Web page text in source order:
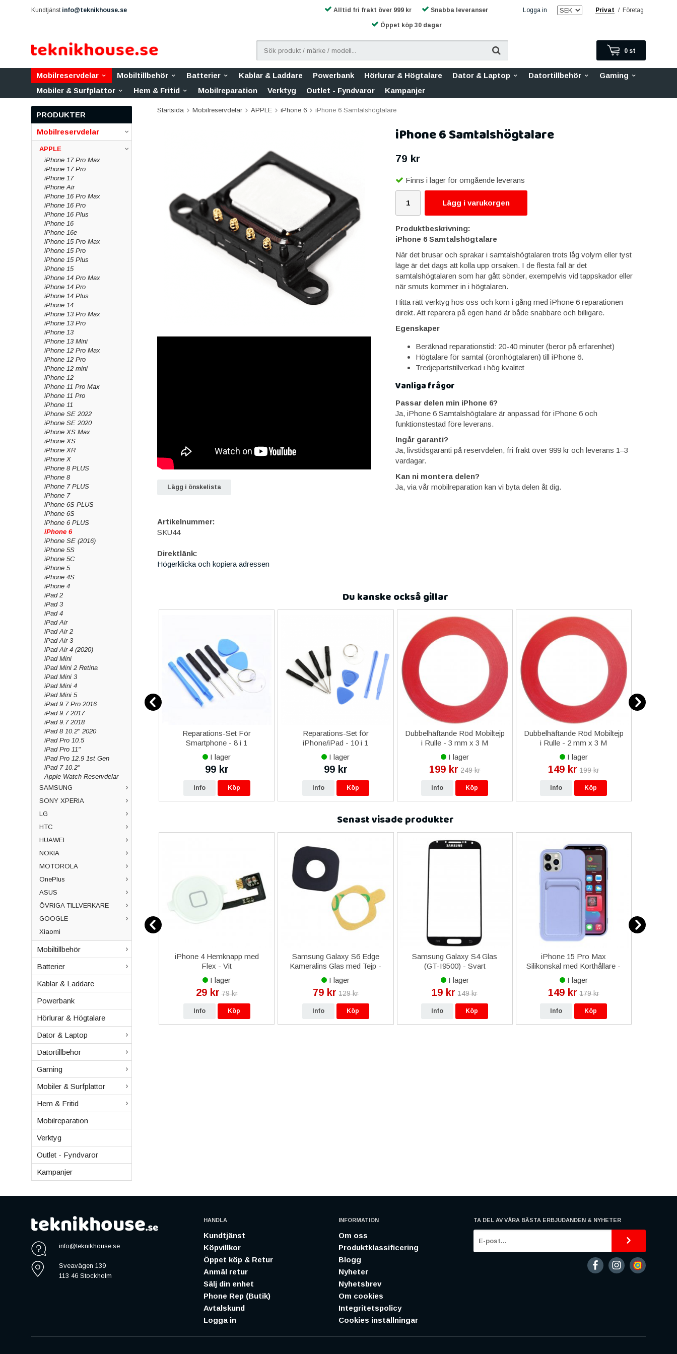
Kundtjänst info@teknikhouse.se Logga in Privat / Företag
Alltid fri frakt över 999 kr Snabba leveranser
Öppet köp 30 dagar
0 st
Mobilreservdelar Mobiltillbehör Batterier Kablar & Laddare Powerbank Hörlurar & Högtalare Dator & Laptop Datortillbehör
Gaming
Mobiler & Surfplattor
Hem & Fritid Mobilreparation Verktyg Outlet - Fyndvaror Kampanjer
PRODUKTER
Mobilreservdelar
APPLE
iPhone 17 Pro Max
iPhone 17 Pro
iPhone 17
iPhone Air
iPhone 16 Pro Max
iPhone 16 Pro
iPhone 16 Plus
iPhone 16
iPhone 16e
iPhone 15 Pro Max
iPhone 15 Pro
iPhone 15 Plus
iPhone 15
iPhone 14 Pro Max
iPhone 14 Pro
iPhone 14 Plus
iPhone 14
iPhone 13 Pro Max
iPhone 13 Pro
iPhone 13
iPhone 13 Mini
iPhone 12 Pro Max
iPhone 12 Pro
iPhone 12 mini
iPhone 12
iPhone 11 Pro Max
iPhone 11 Pro
iPhone 11
iPhone SE 2022
iPhone SE 2020
iPhone XS Max
iPhone XS
iPhone XR
iPhone X
iPhone 8 PLUS
iPhone 8
iPhone 7 PLUS
iPhone 7
iPhone 6S PLUS
iPhone 6S
iPhone 6 PLUS
iPhone 6
iPhone SE (2016)
iPhone 5S
iPhone 5C
iPhone 5
iPhone 4S
iPhone 4
iPad 2
iPad 3
iPad 4
iPad Air
iPad Air 2
iPad Air 3
iPad Air 4 (2020)
iPad Mini
iPad Mini 2 Retina
iPad Mini 3
iPad Mini 4
iPad Mini 5
iPad 9.7 Pro 2016
iPad 9.7 2017
iPad 9.7 2018
iPad 8 10.2" 2020
iPad Pro 10.5
iPad Pro 11"
iPad Pro 12.9 1st Gen
iPad 7 10.2"
Apple Watch Reservdelar
SAMSUNG
SONY XPERIA
LG
HTC
HUAWEI
NOKIA
MOTOROLA
OnePlus
ASUS
ÖVRIGA TILLVERKARE
GOOGLE
Xiaomi
Mobiltillbehör
Batterier
Kablar & Laddare
Powerbank
Hörlurar & Högtalare
Dator & Laptop
Datortillbehör
Gaming
Mobiler & Surfplattor
Hem & Fritid
Mobilreparation
Verktyg
Outlet - Fyndvaror
Kampanjer
Startsida Mobilreservdelar APPLE iPhone 6 iPhone 6 Samtalshögtalare
iPhone 6 Samtalshögtalare
79 kr
Finns i lager för omgående leverans
Lägg i varukorgen
Produktbeskrivning:
iPhone 6 Samtalshögtalare
När det brusar och sprakar i samtalshögtalaren trots låg volym eller tyst
läge är det dags att kolla upp orsaken. I de flesta fall är det
samtalshögtalaren som har gått sönder, exempelvis vid tappskador eller
när smuts kommer in i högtalaren.
Hitta rätt verktyg hos oss och kom i gång med iPhone 6 reparationen
direkt. Att reparera på egen hand är både snabbare och billigare.
Egenskaper
Beräknad reparationstid: 20-40 minuter (beror på erfarenhet)
Högtalare för samtal (öronhögtalaren) till iPhone 6.
Tredjepartstillverkad i hög kvalitet
Vanliga frågor
Passar delen min iPhone 6?
Ja, iPhone 6 Samtalshögtalare är anpassad för iPhone 6 och
funktionstestad före leverans.
Ingår garanti?
Ja, livstidsgaranti på reservdelen, fri frakt över 999 kr och leverans 1–3
vardagar.
Kan ni montera delen?
Ja, via vår mobilreparation kan vi byta delen åt dig.
Lägg i önskelista
Artikelnummer:
SKU44
Direktlänk:
Högerklicka och kopiera adressen
Du kanske också gillar
Samsung Galaxy Xcover 5
Batteri Original
I lager
479 kr
Reparations-Set För
Smartphone - 8 i 1
I lager
99 kr
Info Köp
Reparations-Set för
iPhone/iPad - 10 i 1
I lager
99 kr
Info Köp
Dubbelhäftande Röd Mobiltejp
i Rulle - 3 mm x 3 M
I lager
199 kr 249 kr
Info Köp
Dubbelhäftande Röd Mobiltejp
i Rulle - 2 mm x 3 M
I lager
149 kr 199 kr
Info Köp
Senast visade produkter
Samsung Galaxy S24 Plus
Baksida OEM - Lila
199 kr 229 kr
Info Köp
iPhone 4 Hemknapp med
Flex - Vit
I lager
29 kr 79 kr
Info Köp
Samsung Galaxy S6 Edge
Kameralins Glas med Tejp -
Svart
I lager
79 kr 129 kr
Info Köp
Samsung Galaxy S4 Glas
(GT-I9500) - Svart
I lager
19 kr 149 kr
Info Köp
iPhone 15 Pro Max
Silikonskal med Korthållare -
Lila
I lager
149 kr 179 kr
Info Köp
info@teknikhouse.se
Sveavägen 139
113 46 Stockholm
HANDLA
Kundtjänst
Köpvillkor
Öppet köp & Retur
Anmäl retur
Sälj din enhet
Phone Rep (Butik)
Avtalskund
Logga in
INFORMATION
Om oss
Produktklassificering
Blogg
Nyheter
Nyhetsbrev
Om cookies
Integritetspolicy
Cookies inställningar
TA DEL AV VÅRA BÄSTA ERBJUDANDEN & NYHETER